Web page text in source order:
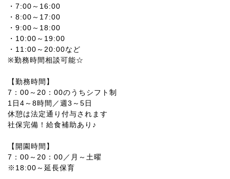
・7:00～16:00
・8:00～17:00
・9:00～18:00
・10:00～19:00
・11:00～20:00など
※勤務時間相談可能☆
【勤務時間】
7：00～20：00のうちシフト制
1日4～8時間／週3～5日
休憩は法定通り付与されます
社保完備！給食補助あり♪
【開園時間】
7：00～20：00／月～土曜
※18:00～延長保育